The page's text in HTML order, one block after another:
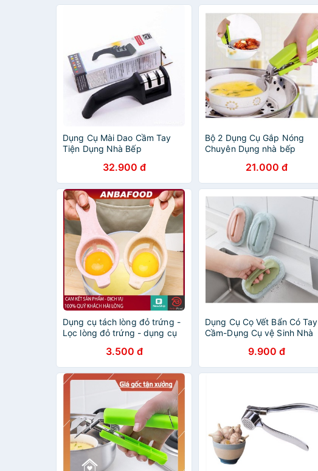
Dụng Cụ Mài Dao Cầm Tay
Tiện Dụng Nhà Bếp
32.900 đ
Bộ 2 Dụng Cụ Gắp Nóng
Chuyên Dụng nhà bếp
21.000 đ
Dụng cụ tách lòng đỏ trứng -
Lọc lòng đỏ trứng - dụng cụ
3.500 đ
Dụng Cụ Cọ Vết Bẩn Có Tay
Cầm-Dụng Cụ vệ Sinh Nhà
9.900 đ